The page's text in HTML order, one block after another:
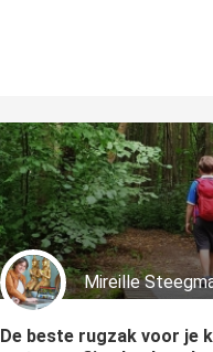
Mireille
De beste rugzak voor je